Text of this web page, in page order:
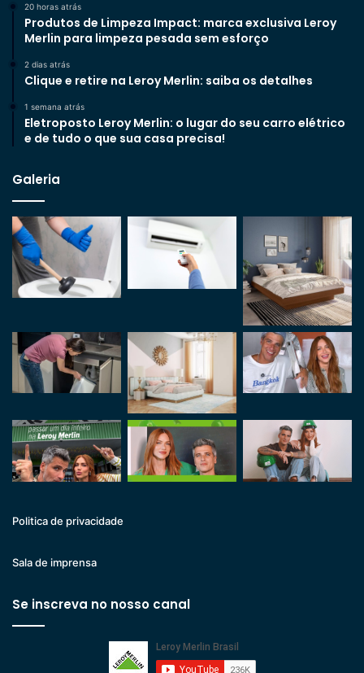
20 horas atrás
Produtos de Limpeza Impact: marca exclusiva Leroy
Merlin para limpeza pesada sem esforço
2 dias atrás
Clique e retire na Leroy Merlin: saiba os detalhes
1 semana atrás
Eletroposto Leroy Merlin: o lugar do seu carro elétrico
e de tudo o que sua casa precisa!
Galeria
Politica de privacidade
Sala de imprensa
Se inscreva no nosso canal